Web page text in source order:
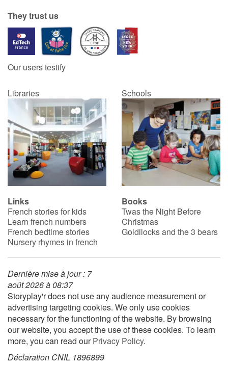
They trust us
Our users testify
Libraries Schools
Links
French stories for kids
Learn french numbers
French bedtime stories
Nursery rhymes in french
Books
Twas the Night Before
Christmas
Goldilocks and the 3 bears
Dernière mise à jour : 7
août 2026 à 08:37
Storyplay'r does not use any audience measurement or
advertising targeting cookies. We only use cookies
necessary for the functioning of the website. By browsing
our website, you accept the use of these cookies. To learn
more, you can read ourPrivacy Policy.
Déclaration CNIL 1896899